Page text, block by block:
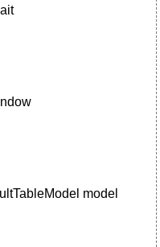
model